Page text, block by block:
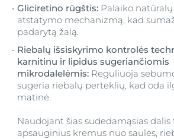
Gliciretino rūgštis: Palaiko natūralų
atstatymo mechanizmą, kad
padarytą žalą.
Riebalų išsiskyrimo kontrolės
karnitinu ir lipidus sugeriančiomis
mikrodalelėmis: Reguliuoja
sugeria riebalų perteklių, kad oda
matinė.
Naudojant šias sudedamąsias
apsauginius kremus nuo saulės,